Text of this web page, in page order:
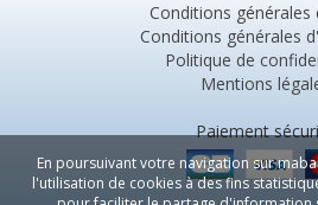
Conditions générales
Conditions générales
Politique de
Mentions
Paiement
En poursuivant votre navigation sur
l'utilisation de cookies à des fins